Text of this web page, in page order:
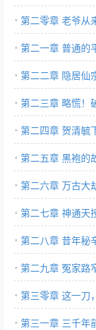
第二零章 老爷从
第二一章 普通的
第二二章 隐居仙
第二三章 略慌！
第二四章 贺清毓
第二五章 黑袍的
第二六章 万古大
第二七章 神通天
第二八章 昔年秘
第二九章 冤家路
第三零章 这一刀
第三一章 三千年